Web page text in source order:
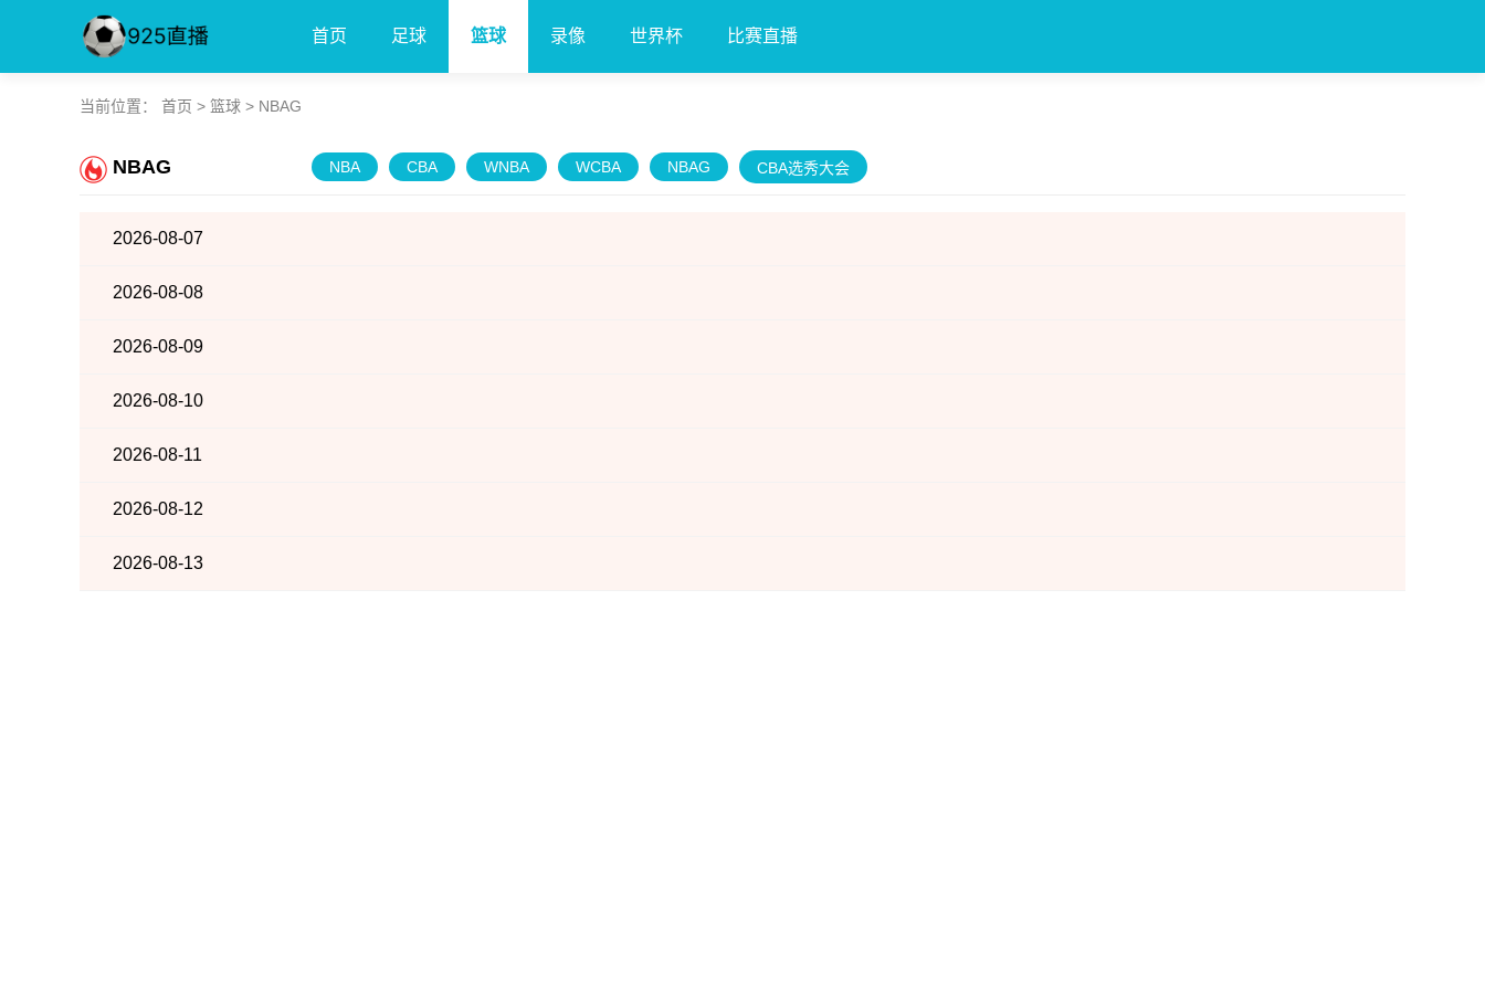
首页 足球 篮球 录像 世界杯 比赛直播
当前位置： 首页 > 篮球 > NBAG
NBAG NBA CBA WNBA WCBA NBAG CBA选秀大会
2026-08-07
2026-08-08
2026-08-09
2026-08-10
2026-08-11
2026-08-12
2026-08-13